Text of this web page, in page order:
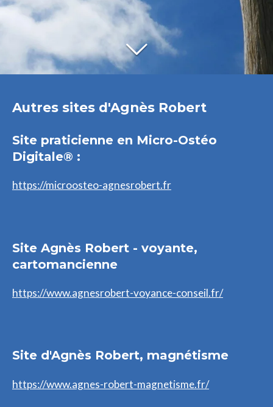
Autres sites d'Agnès Robert
Site praticienne en Micro-Ostéo
Digitale® :
https://microosteo-agnesrobert.fr
Site Agnès Robert - voyante,
cartomancienne
https://www.agnesrobert-voyance-conseil.fr/
Site d'Agnès Robert, magnétisme
https://www.agnes-robert-magnetisme.fr/